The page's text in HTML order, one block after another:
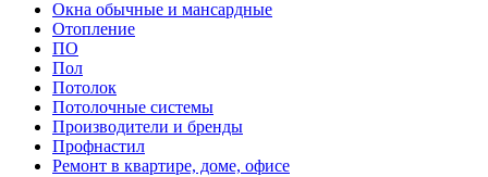
Окна обычные и мансардные
Отопление
ПО
Пол
Потолок
Потолочные системы
Производители и бренды
Профнастил
Ремонт в квартире, доме, офисе